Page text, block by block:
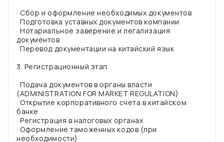
· Сбор и оформление необходимых документов
· Подготовка уставных документов компании
· Нотариальное заверение и легализация
документов
· Перевод документации на китайский язык
3. Регистрационный этап
· Подача документов в органы власти
(ADMINISTRATION FOR MARKET REGULATION)
· Открытие корпоративного счета в китайском
банке
· Регистрация в налоговых органах
· Оформление таможенных кодов (при
необходимости)